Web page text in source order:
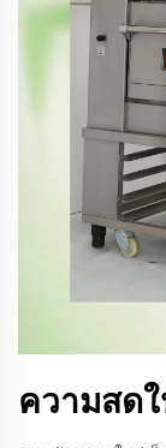
ความสด